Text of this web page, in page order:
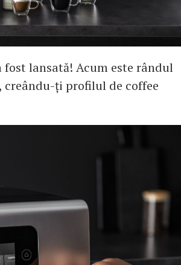
lansată! Acum este rândul
creându-ți profilul de coffee